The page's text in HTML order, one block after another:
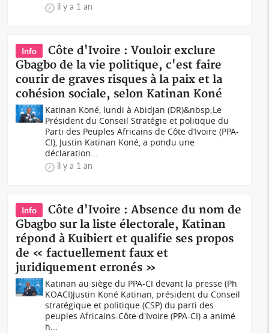
il y a 1 an
Info
Côte d'Ivoire : Vouloir exclure
Gbagbo de la vie politique, c'est faire
courir de graves risques à la paix et la
cohésion sociale, selon Katinan Koné
Katinan Koné, lundi à Abidjan (DR)&nbsp;Le
Président du Conseil Stratégie et politique du
Parti des Peuples Africains de Côte d’Ivoire (PPA-
CI), Justin Katinan Koné, a pondu une
déclaration...
il y a 1 an
Info
Côte d'Ivoire : Absence du nom de
Gbagbo sur la liste électorale, Katinan
répond à Kuibiert et qualifie ses propos
de « factuellement faux et
juridiquement erronés »
Katinan au siège du PPA-CI devant la presse (Ph
KOACI)Justin Koné Katinan, président du Conseil
stratégique et politique (CSP) du parti des
peuples Africains-Côte d'Ivoire (PPA-CI) a animé
h...